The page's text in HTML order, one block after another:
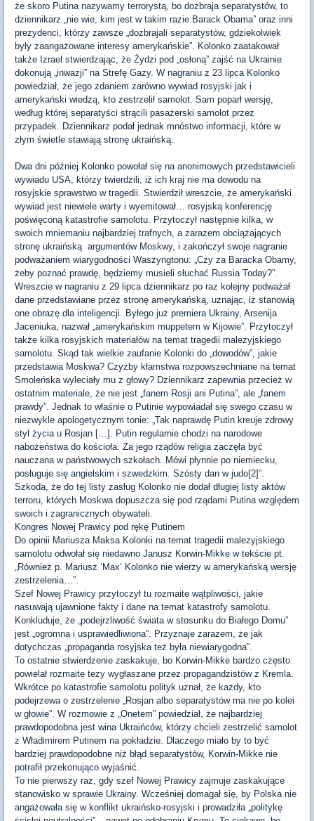
że skoro Putina nazywamy terrorystą, bo dozbraja separatystów, to
dziennikarz „nie wie, kim jest w takim razie Barack Obama” oraz inni
prezydenci, którzy zawsze „dozbrajali separatystów, gdziekolwiek
były zaangażowane interesy amerykańskie”. Kolonko zaatakował
także Izrael stwierdzając, że Żydzi pod „osłoną” zajść na Ukrainie
dokonują „inwazji” na Strefę Gazy. W nagraniu z 23 lipca Kolonko
powiedział, że jego zdaniem zarówno wywiad rosyjski jak i
amerykański wiedzą, kto zestrzelił samolot. Sam poparł wersję,
według której separatyści strącili pasażerski samolot przez
przypadek. Dziennikarz podał jednak mnóstwo informacji, które w
złym świetle stawiają stronę ukraińską.
Dwa dni później Kolonko powołał się na anonimowych przedstawicieli
wywiadu USA, którzy twierdzili, iż ich kraj nie ma dowodu na
rosyjskie sprawstwo w tragedii. Stwierdził wreszcie, że amerykański
wywiad jest niewiele warty i wyemitował… rosyjską konferencję
poświęconą katastrofie samolotu. Przytoczył następnie kilka, w
swoich mniemaniu najbardziej trafnych, a zarazem obciążających
stronę ukraińską argumentów Moskwy, i zakończył swoje nagranie
podważaniem wiarygodności Waszyngtonu: „Czy za Baracka Obamy,
żeby poznać prawdę, będziemy musieli słuchać Russia Today?”.
Wreszcie w nagraniu z 29 lipca dziennikarz po raz kolejny podważał
dane przedstawiane przez stronę amerykańską, uznając, iż stanowią
one obrazę dla inteligencji. Byłego już premiera Ukrainy, Arsenija
Jaceniuka, nazwał „amerykańskim muppetem w Kijowie”. Przytoczył
także kilka rosyjskich materiałów na temat tragedii malezyjskiego
samolotu. Skąd tak wielkie zaufanie Kolonki do „dowodów”, jakie
przedstawia Moskwa? Czyżby kłamstwa rozpowszechniane na temat
Smoleńska wyleciały mu z głowy? Dziennikarz zapewnia przecież w
ostatnim materiale, że nie jest „fanem Rosji ani Putina”, ale „fanem
prawdy”. Jednak to właśnie o Putinie wypowiadał się swego czasu w
niezwykle apologetycznym tonie: „Tak naprawdę Putin kreuje zdrowy
styl życia u Rosjan […]. Putin regularnie chodzi na narodowe
nabożeństwa do kościoła. Za jego rządów religia zaczęła być
nauczana w państwowych szkołach. Mówi płynnie po niemiecku,
posługuje się angielskim i szwedzkim. Szósty dan w judo[2]”.
Szkoda, że do tej listy zasług Kolonko nie dodał długiej listy aktów
terroru, których Moskwa dopuszcza się pod rządami Putina względem
swoich i zagranicznych obywateli.
Kongres Nowej Prawicy pod rękę Putinem
Do opinii Mariusza Maksa Kolonki na temat tragedii malezyjskiego
samolotu odwołał się niedawno Janusz Korwin-Mikke w tekście pt.
„Również p. Mariusz ‘Max’ Kolonko nie wierzy w amerykańską wersję
zestrzelenia…”.
Szef Nowej Prawicy przytoczył tu rozmaite wątpliwości, jakie
nasuwają ujawnione fakty i dane na temat katastrofy samolotu.
Konkluduje, że „podejrzliwość świata w stosunku do Białego Domu”
jest „ogromna i usprawiedliwiona”. Przyznaje zarazem, że jak
dotychczas „propaganda rosyjska też była niewiarygodna”.
To ostatnie stwierdzenie zaskakuje, bo Korwin-Mikke bardzo często
powielał rozmaite tezy wygłaszane przez propagandzistów z Kremla.
Wkrótce po katastrofie samolotu polityk uznał, że każdy, kto
podejrzewa o zestrzelenie „Rosjan albo separatystów ma nie po kolei
w głowie”. W rozmowie z „Onetem” powiedział, że najbardziej
prawdopodobna jest wina Ukraińców, którzy chcieli zestrzelić samolot
z Władimirem Putinem na pokładzie. Dlaczego miało by to być
bardziej prawdopodobne niż błąd separatystów, Korwin-Mikke nie
potrafił przekonująco wyjaśnić.
To nie pierwszy raz, gdy szef Nowej Prawicy zajmuje zaskakujące
stanowisko w sprawie Ukrainy. Wcześniej domagał się, by Polska nie
angażowała się w konflikt ukraińsko-rosyjski i prowadziła „politykę